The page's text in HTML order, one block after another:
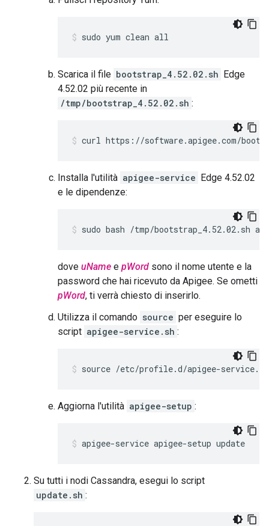
sudo yum clean all
Scarica il file bootstrap_4.52.02.sh Edge
4.52.02 più recente in
/tmp/bootstrap_4.52.02.sh :
curl https://software.apigee.com/
Installa l'utilità apigee-service Edge 4.52.02
e le dipendenze:
sudo bash /tmp/bootstrap_4.52.02.sh
dove uName e pWord sono il nome utente e la
password che hai ricevuto da Apigee. Se ometti
pWord, ti verrà chiesto di inserirlo.
Utilizza il comando source per eseguire lo
script apigee-service.sh :
source /etc/profile.d/apigee-service.sh
Aggiorna l'utilità apigee-setup :
apigee-service apigee-setup update
Su tutti i nodi Cassandra, esegui lo script
update.sh :